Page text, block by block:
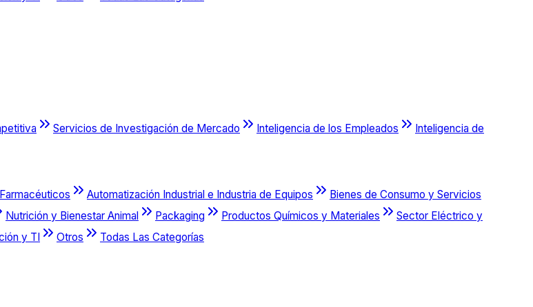
Servicios de Investigación de Mercado Inteligencia de los Empleados
Inteligencia de
Automatización Industrial e Industria de Equipos
Bienes de Consumo y Servicios
Nutrición y Bienestar Animal Packaging Productos Químicos y Materiales
Sector Eléctrico y
y TI Otros
Todas Las Categorías